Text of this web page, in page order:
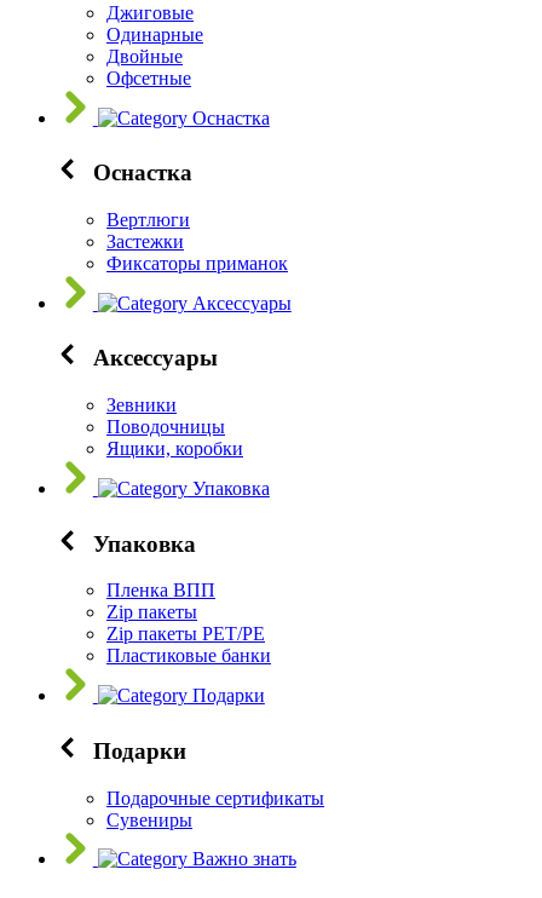
Джиговые
Одинарные
Двойные
Офсетные
Оснастка
Оснастка
Вертлюги
Застежки
Фиксаторы приманок
Аксессуары
Аксессуары
Зевники
Поводочницы
Ящики, коробки
Упаковка
Упаковка
Пленка ВПП
Zip пакеты
Zip пакеты PET/PE
Пластиковые банки
Подарки
Подарки
Подарочные сертификаты
Сувениры
Важно знать